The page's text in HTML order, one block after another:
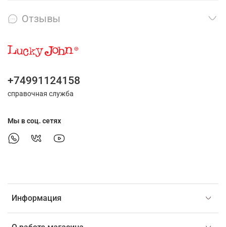
Отзывы
Информация
+74991124158
справочная служба
Мы в соц. сетях